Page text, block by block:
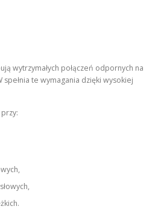
wytrzymałych połączeń odpornych na
spełnia te wymagania dzięki wysokiej